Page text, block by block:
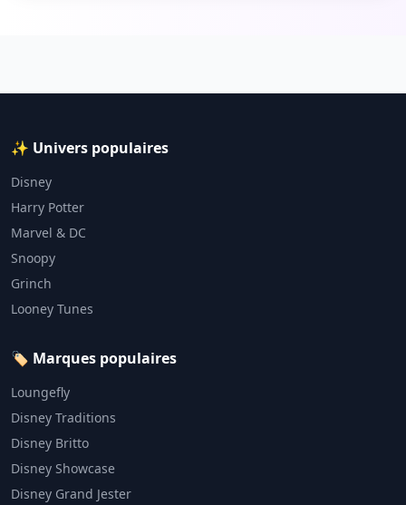
✨ Univers populaires
Disney
Harry Potter
Marvel & DC
Snoopy
Grinch
Looney Tunes
🏷️ Marques populaires
Loungefly
Disney Traditions
Disney Britto
Disney Showcase
Disney Grand Jester